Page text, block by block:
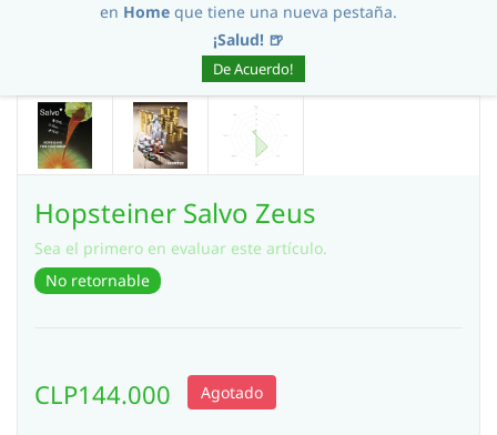
Hopsteiner Salvo Zeus
Sea el primero en evaluar este artículo.
No retornable
CLP144.000 Agotado
en Home que tiene una nueva pestaña.
¡Salud! 🍺
De Acuerdo!